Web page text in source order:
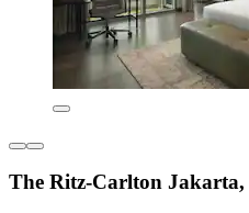
The Ritz-Carlton Jakarta,